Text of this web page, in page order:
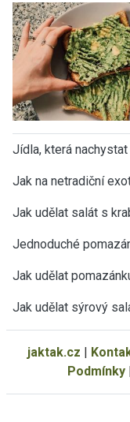
Jídla, která
Jak na netradiční
Jak udělat salát s
Jednoduché
Jak udělat
Jak udělat sýrový
jaktak.cz |
Podmínky